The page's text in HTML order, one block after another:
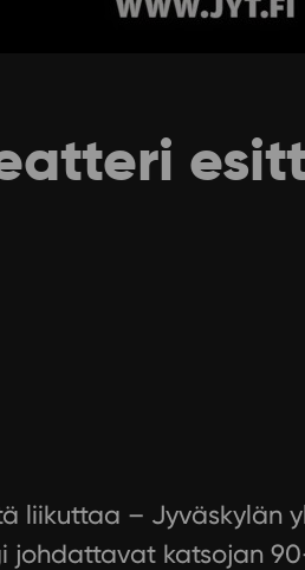
liikuttaa – Jyväskylän
katsojan